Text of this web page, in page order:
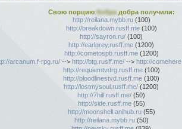
Свою порциюбобрадобра получили:
http://reilana.mybb.ru(100)
http://breakdown.rusff.me(100)
http://sayron.ru/ (100)
http://earlgrey.rusff.me (1200)
http://cometospb.rusff.me(1200)
arcanum.f-rpg.ru/ --> http://btg.rusff.me/ --> http://
http://requiemtvdrg.rusff.me(100)
http://bloodlinestvd.rusff.me (100)
http://lostmysoul.rusff.me/ (1200)
http://7hill.rusff.me/ (50)
http://side.rusff.me(55)
http://moonshell.anihub.ru(55)
http://reilana.mybb.ru(50)